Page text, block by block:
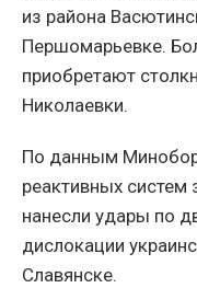
из района
Першомарьевке.
приобретают
Николаевки.
По данным
реактивных систем
нанесли удары по
дислокации
Славянске.